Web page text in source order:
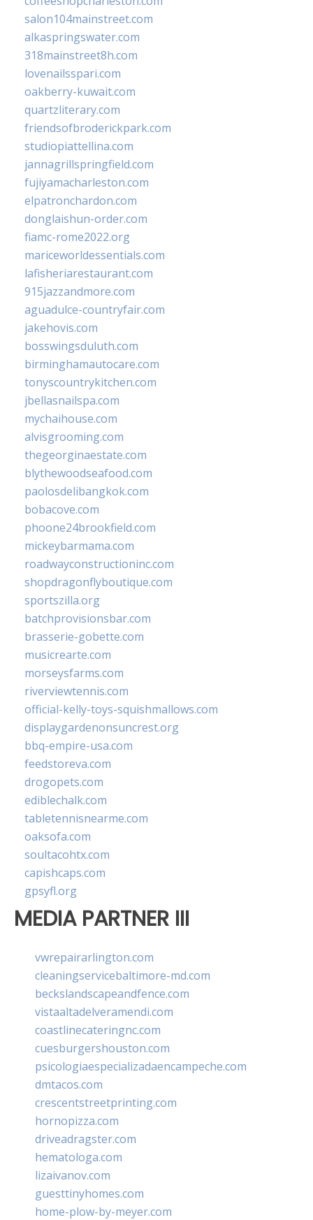
salon104mainstreet.com
alkaspringswater.com
318mainstreet8h.com
lovenailsspari.com
oakberry-kuwait.com
quartzliterary.com
friendsofbroderickpark.com
studiopiattellina.com
jannagrillspringfield.com
fujiyamacharleston.com
elpatronchardon.com
donglaishun-order.com
fiamc-rome2022.org
mariceworldessentials.com
lafisheriarestaurant.com
915jazzandmore.com
aguadulce-countryfair.com
jakehovis.com
bosswingsduluth.com
birminghamautocare.com
tonyscountrykitchen.com
jbellasnailspa.com
mychaihouse.com
alvisgrooming.com
thegeorginaestate.com
blythewoodseafood.com
paolosdelibangkok.com
bobacove.com
phoone24brookfield.com
mickeybarmama.com
roadwayconstructioninc.com
shopdragonflyboutique.com
sportszilla.org
batchprovisionsbar.com
brasserie-gobette.com
musicrearte.com
morseysfarms.com
riverviewtennis.com
official-kelly-toys-squishmallows.com
displaygardenonsuncrest.org
bbq-empire-usa.com
feedstoreva.com
drogopets.com
ediblechalk.com
tabletennisnearme.com
oaksofa.com
soultacohtx.com
capishcaps.com
gpsyfl.org
MEDIA PARTNER III
vwrepairarlington.com
cleaningservicebaltimore-md.com
beckslandscapeandfence.com
vistaaltadelveramendi.com
coastlinecateringnc.com
cuesburgershouston.com
psicologiaespecializadaencampeche.com
dmtacos.com
crescentstreetprinting.com
hornopizza.com
driveadragster.com
hematologa.com
lizaivanov.com
guesttinyhomes.com
home-plow-by-meyer.com